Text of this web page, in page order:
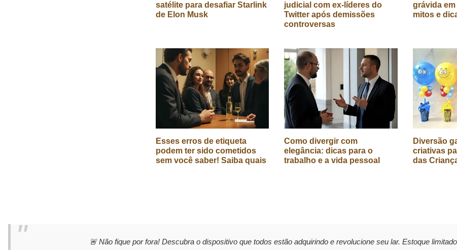
satélite para desafiar Starlink
de Elon Musk
judicial com ex-líderes do
Twitter após demissões
controversas
grávida
mitos e
Esses erros de etiqueta
podem ter sido cometidos
sem você saber! Saiba quais
Como divergir com
elegância: dicas para o
trabalho e a vida pessoal
Diversão
criativas
das
🚨 Não fique por fora! Descubra o dispositivo que todos estão adquirindo e revolucione seu lar. Estoque